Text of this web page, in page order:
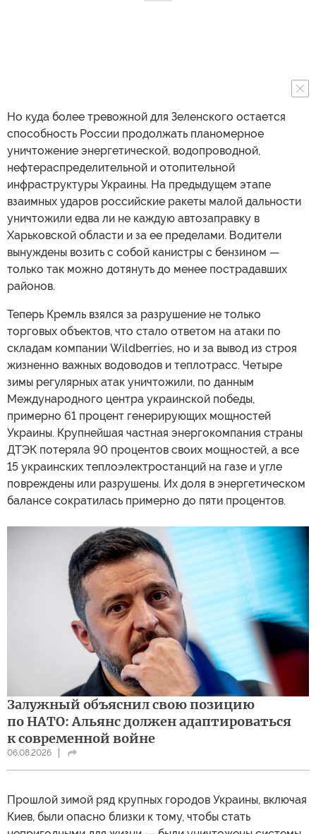
Но куда более тревожной для Зеленского остается
способность России продолжать планомерное
уничтожение энергетической, водопроводной,
нефтераспределительной и отопительной
инфраструктуры Украины. На предыдущем этапе
взаимных ударов российские ракеты малой дальности
уничтожили едва ли не каждую автозаправку в
Харьковской области и за ее пределами. Водители
вынуждены возить с собой канистры с бензином —
только так можно дотянуть до менее пострадавших
районов.
Теперь Кремль взялся за разрушение не только
торговых объектов, что стало ответом на атаки по
складам компании Wildberries, но и за вывод из строя
жизненно важных водоводов и теплотрасс. Четыре
зимы регулярных атак уничтожили, по данным
Международного центра украинской победы,
примерно 61 процент генерирующих мощностей
Украины. Крупнейшая частная энергокомпания страны
ДТЭК потеряла 90 процентов своих мощностей, а все
15 украинских теплоэлектростанций на газе и угле
повреждены или разрушены. Их доля в энергетическом
балансе сократилась примерно до пяти процентов.
Залужный объяснил свою позицию
по НАТО: Альянс должен адаптироваться
к современной войне
06.08.2026
Прошлой зимой ряд крупных городов Украины, включая
Киев, были опасно близки к тому, чтобы стать